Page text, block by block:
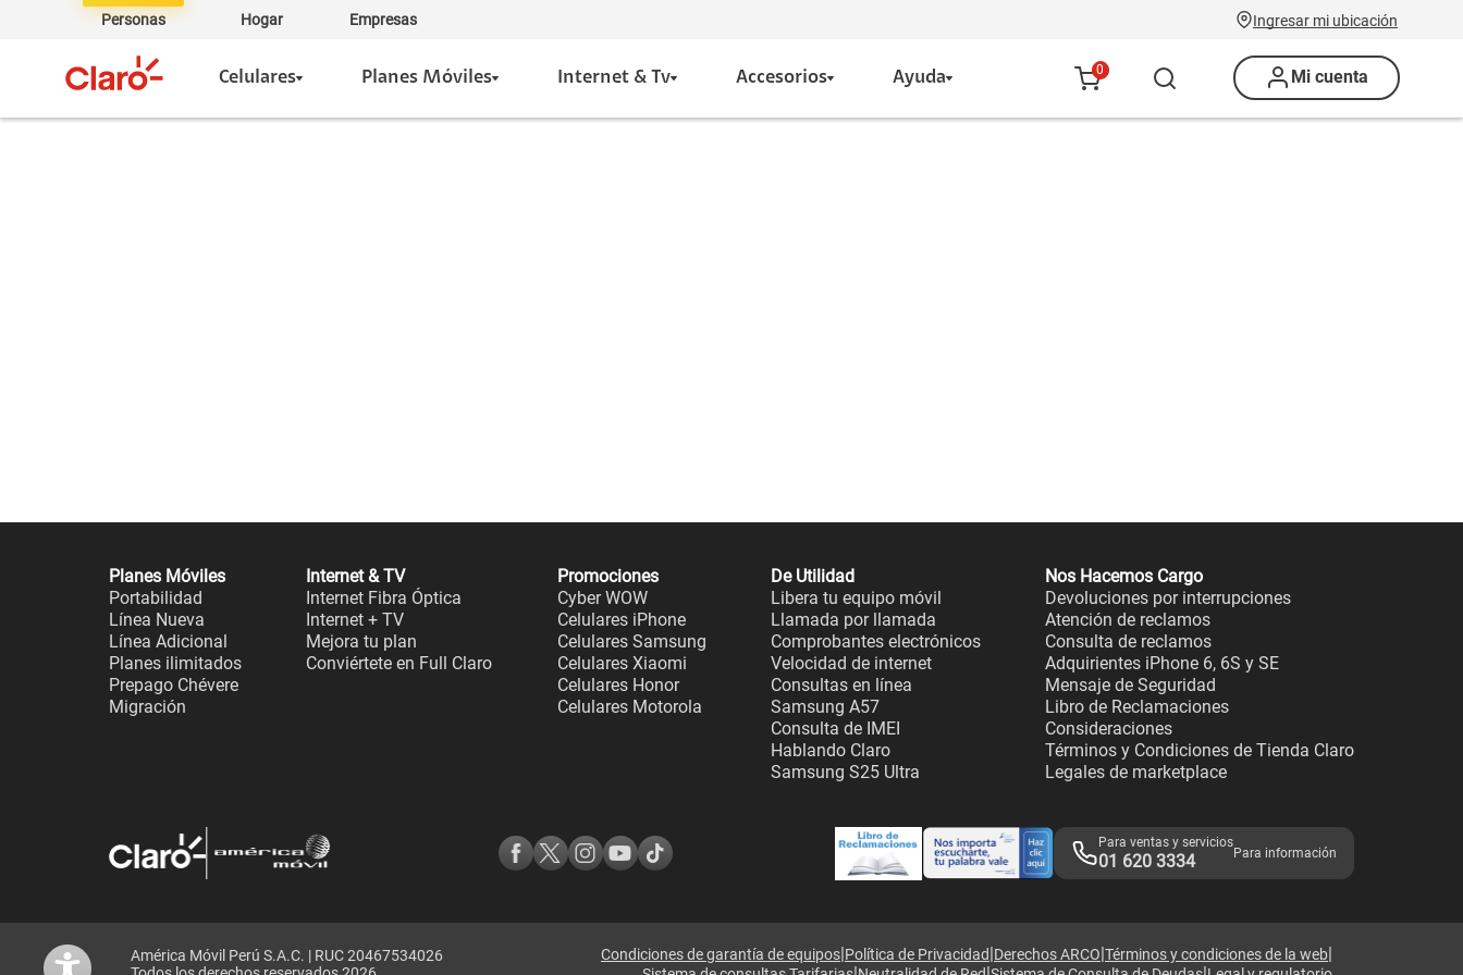
Personas Hogar Empresas Ingresar mi ubicación
Celulares Planes Móviles Internet & Tv Accesorios Ayuda 0 Mi cuenta
Planes Móviles
Portabilidad
Línea Nueva
Línea Adicional
Planes ilimitados
Prepago Chévere
Migración
Internet & TV
Internet Fibra Óptica
Internet + TV
Mejora tu plan
Conviértete en Full Claro
Promociones
Cyber WOW
Celulares iPhone
Celulares Samsung
Celulares Xiaomi
Celulares Honor
Celulares Motorola
De Utilidad
Libera tu equipo móvil
Llamada por llamada
Comprobantes electrónicos
Velocidad de internet
Consultas en línea
Samsung A57
Consulta de IMEI
Hablando Claro
Samsung S25 Ultra
Nos Hacemos Cargo
Devoluciones por interrupciones
Atención de reclamos
Consulta de reclamos
Adquirientes iPhone 6, 6S y SE
Mensaje de Seguridad
Libro de Reclamaciones
Consideraciones
Términos y Condiciones de Tienda Claro
Legales de marketplace
Para ventas y servicios
01 620 3334 Para información
América Móvil Perú S.A.C. | RUC 20467534026
Condiciones de garantía de equipos|Política de Privacidad|Derechos ARCO|Términos y condiciones de la web|